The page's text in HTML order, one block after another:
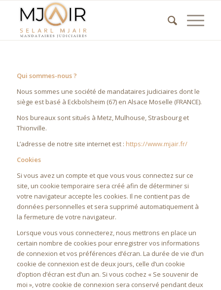
Qui sommes-nous ?
Nous sommes une société de mandataires judiciaires dont le
siège est basé à Eckbolsheim (67) en Alsace Moselle (FRANCE).
Nos bureaux sont situés à Metz, Mulhouse, Strasbourg et
Thionville.
L’adresse de notre site internet est : https://www.mjair.fr/
Cookies
Si vous avez un compte et que vous vous connectez sur ce
site, un cookie temporaire sera créé afin de déterminer si
votre navigateur accepte les cookies. Il ne contient pas de
données personnelles et sera supprimé automatiquement à
la fermeture de votre navigateur.
Lorsque vous vous connecterez, nous mettrons en place un
certain nombre de cookies pour enregistrer vos informations
de connexion et vos préférences d’écran. La durée de vie d’un
cookie de connexion est de deux jours, celle d’un cookie
d’option d’écran est d’un an. Si vous cochez « Se souvenir de
moi », votre cookie de connexion sera conservé pendant deux